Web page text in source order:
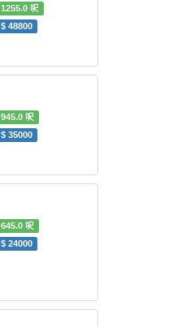
1255.0呎
$ 48800
945.0呎
$ 35000
645.0呎
$ 24000